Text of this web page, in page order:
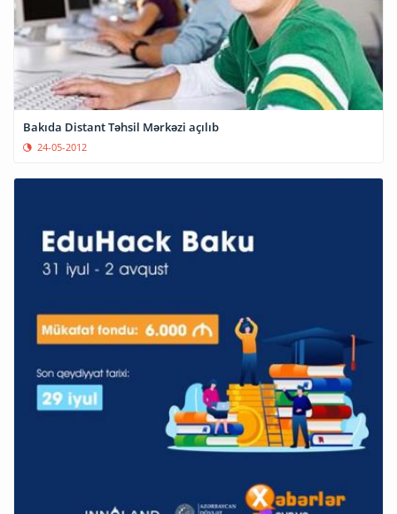
Bakıda Distant Təhsil Mərkəzi açılıb
24-05-2012